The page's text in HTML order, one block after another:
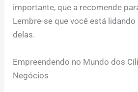
importante, que a recomende
Lembre-se que você está
delas.
Empreendendo no Mundo dos
Negócios